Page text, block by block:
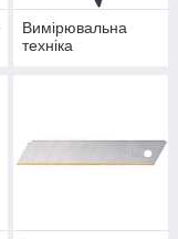
Вимірювальна
техніка